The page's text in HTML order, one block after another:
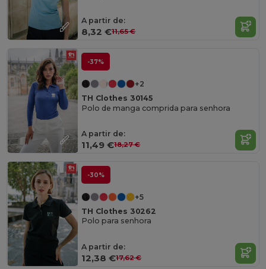
A partir de:
8,32 €11,65 €
-37%
+2
TH Clothes 30145
Polo de manga comprida para senhora
A partir de:
11,49 €18,27 €
-30%
+5
TH Clothes 30262
Polo para senhora
A partir de:
12,38 €17,62 €